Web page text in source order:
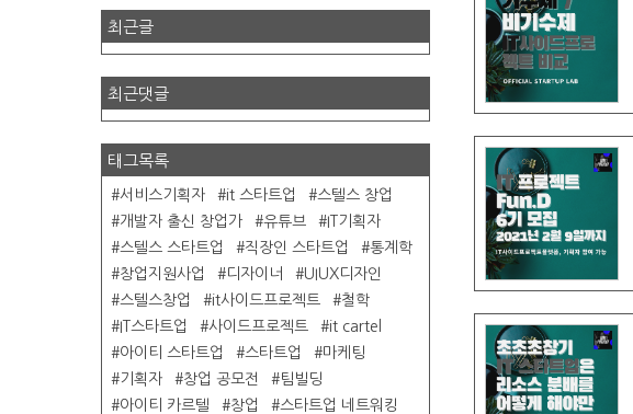
최근글
최근댓글
태그목록
서비스기획자 it 스타트업
스텔스 창업
개발자 출신 창업가
유튜브
IT기획자
스텔스 스타트업
직장인 스타트업
통계학
창업지원사업
디자이너
UIUX디자인
스텔스창업
it사이드프로젝트
철학
IT스타트업
사이드프로젝트
it cartel
아이티 스타트업
스타트업
마케팅
기획자
창업 공모전
팀빌딩
아이티 카르텔
창업
스타트업 네트워킹